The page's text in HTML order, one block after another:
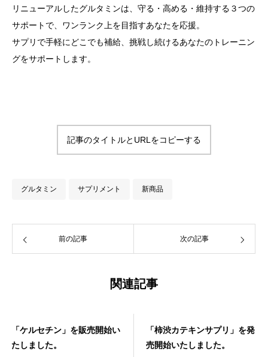
リニューアルしたグルタミンは、守る・高める・維持する３つの
サポートで、ワンランク上を目指すあなたを応援。
サプリで手軽にどこでも補給、挑戦し続けるあなたのトレーニン
グをサポートします。
記事のタイトルとURLをコピーする
グルタミン サプリメント 新商品
前の記事 次の記事
関連記事
「柿渋カテキンサプリ」を発
売開始いたしました。
「難消化性デキストリン」を
販売開始いたしました。